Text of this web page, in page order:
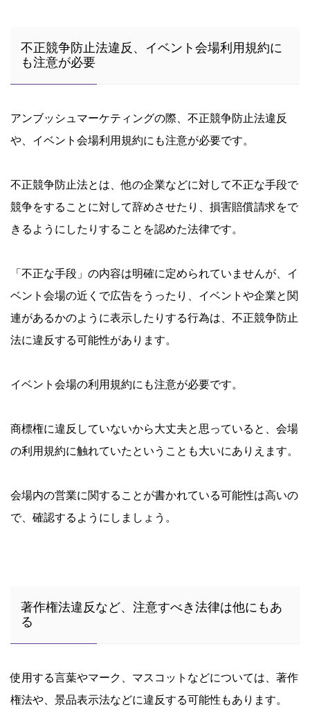
不正競争防止法違反、イベント会場利用規約に
も注意が必要
アンブッシュマーケティングの際、不正競争防止法違反
や、イベント会場利用規約にも注意が必要です。
不正競争防止法とは、他の企業などに対して不正な手段で
競争をすることに対して辞めさせたり、損害賠償請求をで
きるようにしたりすることを認めた法律です。
「不正な手段」の内容は明確に定められていませんが、イ
ベント会場の近くで広告をうったり、イベントや企業と関
連があるかのように表示したりする行為は、不正競争防止
法に違反する可能性があります。
イベント会場の利用規約にも注意が必要です。
商標権に違反していないから大丈夫と思っていると、会場
の利用規約に触れていたということも大いにありえます。
会場内の営業に関することが書かれている可能性は高いの
で、確認するようにしましょう。
著作権法違反など、注意すべき法律は他にもあ
る
使用する言葉やマーク、マスコットなどについては、著作
権法や、景品表示法などに違反する可能性もあります。